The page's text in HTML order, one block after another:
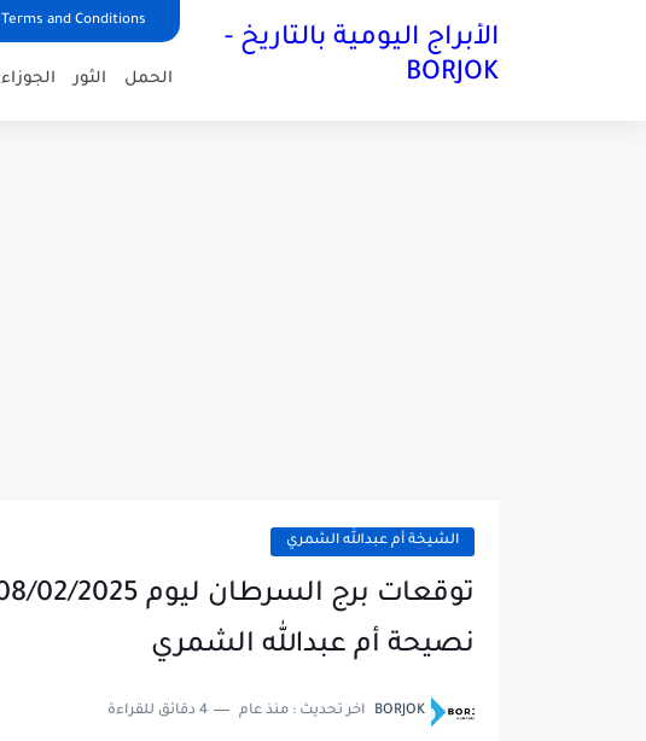
Terms and Conditions
الأبراج اليومية بالتاريخ -
BORJOK
الحمل الثور الجوزاء
الشيخة أم عبدالله الشمري
نصيحة أم عبدالله الشمري
BORJOK اخر تحديث : منذ عام 4 دقائق للقراءة